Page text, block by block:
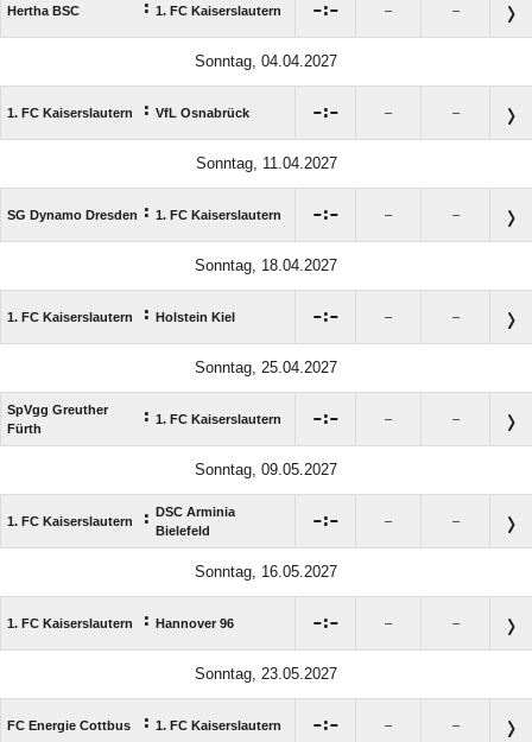
Hertha BSC : 1. FC Kaiserslautern : – –
Sonntag, 04.04.2027
1. FC Kaiserslautern : VfL Osnabrück : – –
Sonntag, 11.04.2027
SG Dynamo Dresden : 1. FC Kaiserslautern : – –
Sonntag, 18.04.2027
1. FC Kaiserslautern : Holstein Kiel : – –
Sonntag, 25.04.2027
SpVgg Greuther
Fürth
: 1. FC Kaiserslautern : – –
Sonntag, 09.05.2027
1. FC Kaiserslautern :
DSC Arminia
Bielefeld
: – –
Sonntag, 16.05.2027
1. FC Kaiserslautern : Hannover 96 : – –
Sonntag, 23.05.2027
FC Energie Cottbus : 1. FC Kaiserslautern : – –